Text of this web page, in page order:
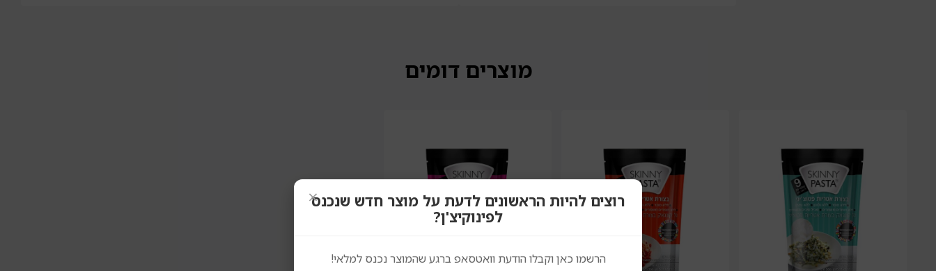
מוצרים דומים
רוצים להיות הראשונים לדעת על מוצר חדש שנכנס
לפינוקיצ'ן?
×
הרשמו כאן וקבלו הודעת וואטסאפ ברגע שהמוצר נכנס למלאי!